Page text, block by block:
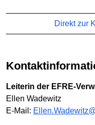
Direkt zur
Leiterin der EFRE-
Ellen Wadewitz
E-Mail: